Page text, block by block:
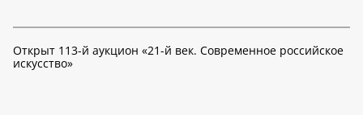
Открыт 113-й аукцион «21-й век. Современное российское
искусство»